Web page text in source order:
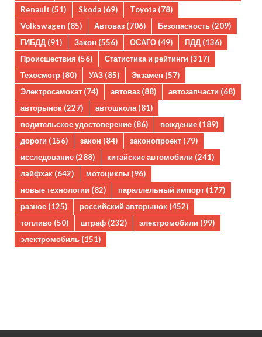
Renault (51) Skoda (69) Toyota (78)
Volkswagen (85) Автоваз (706) Безопасность (209)
ГИБДД (91) Закон (556) ОСАГО (49) ПДД (136)
Происшествия (56) Статистика и рейтинги (317)
Техосмотр (80) УАЗ (85) Экзамен (57)
Электросамокат (74) автоваз (88) автозапчасти (68)
авторынок (227) автошкола(81)
водительское удостоверение (86) вождение (189)
дороги (156) закон (84) законопроект (79)
исследование (288) китайские автомобили (241)
лайфхак (642) мотоциклы (96)
новые технологии (82) параллельный импорт (177)
разное (125) российский авторынок (452)
топливо (50) штраф (232) электромобили (99)
электромобиль (151)